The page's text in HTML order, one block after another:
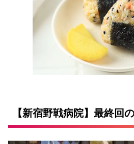
【新宿野戦病院】最終回